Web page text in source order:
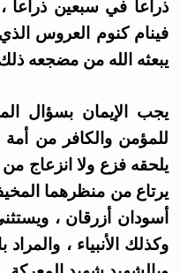
ذراعاً في سبعين ذراعاً
فينام كنوم العروس
يبعثه الله من مضجعه
يجب الإيمان بسؤال
للمؤمن والكافر من أمة
يلحقه فزع ولا انزعاج من
يرتاع من منظرهما
أسودان أزرقان ،
وكذلك الأنبياء ،